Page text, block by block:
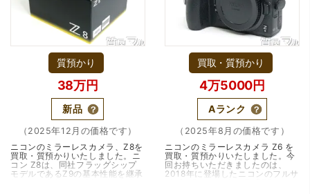
（大阪府大阪市）すごく丁寧に対応して頂きました。 ホー
ムページの皆様の評価がとても良かったので、質屋自体初
めての利用でしたが、対応して頂きました担当の方もすご
く良かったです。 これから質屋をご利用される方は是非オ
ススメです。
質預かり
38万円
新品
（2025年12月の価格です）
ニコンのミラーレスカメラ、Z8を
買取・質預かりいたしました。ニ
コン Z8は、同社フラッグシップ
モデルであるZ9の基本性能を継承
買取・質預かり
4万5000円
Aランク
（2025年8月の価格です）
ニコンのミラーレスカメラ Z6 を
買取・質預かりいたしました。今
回お持ちいただきましたのは、
2018年に登場したニコンのフルサ